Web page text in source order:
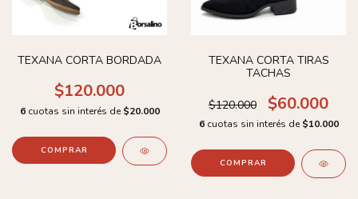
TEXANA CORTA BORDADA
$120.000
6 cuotas sin interés de $20.000
COMPRAR
TEXANA CORTA TIRAS
TACHAS
$120.000 $60.000
6 cuotas sin interés de $10.000
COMPRAR